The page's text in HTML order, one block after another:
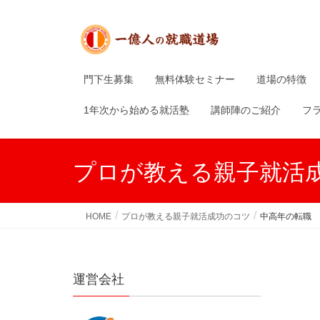
門下生募集 無料体験セミナー 道場の特徴
1年次から始める就活塾 講師陣のご紹介 フ
プロが教える親子就活
HOME プロが教える親子就活成功のコツ 中高年の転職
運営会社